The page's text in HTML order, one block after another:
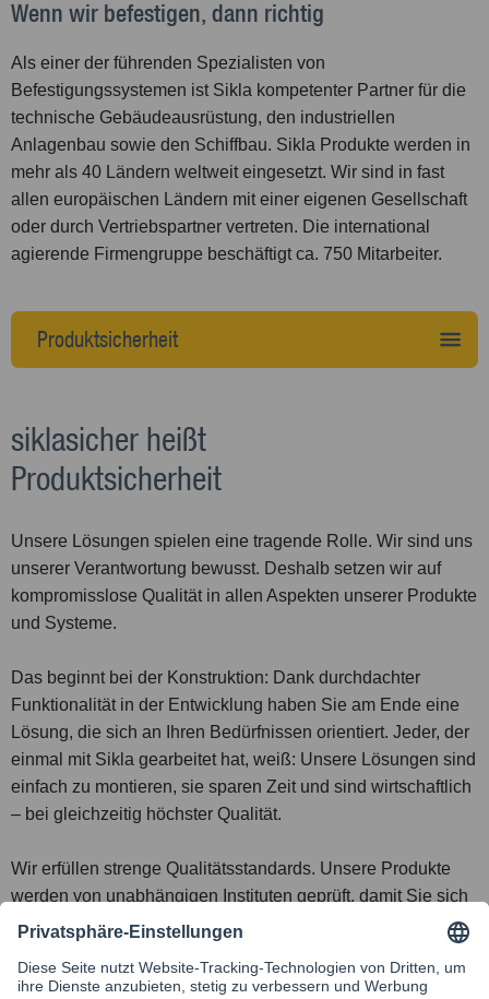
Wenn wir befestigen, dann richtig
Als einer der führenden Spezialisten von
Befestigungssystemen ist Sikla kompetenter Partner für die
technische Gebäudeausrüstung, den industriellen
Anlagenbau sowie den Schiffbau. Sikla Produkte werden in
mehr als 40 Ländern weltweit eingesetzt. Wir sind in fast
allen europäischen Ländern mit einer eigenen Gesellschaft
oder durch Vertriebspartner vertreten. Die international
agierende Firmengruppe beschäftigt ca. 750 Mitarbeiter.
Produktsicherheit
siklasicher heißt
Produktsicherheit
Unsere Lösungen spielen eine tragende Rolle. Wir sind uns
unserer Verantwortung bewusst. Deshalb setzen wir auf
kompromisslose Qualität in allen Aspekten unserer Produkte
und Systeme.
Das beginnt bei der Konstruktion: Dank durchdachter
Funktionalität in der Entwicklung haben Sie am Ende eine
Lösung, die sich an Ihren Bedürfnissen orientiert. Jeder, der
einmal mit Sikla gearbeitet hat, weiß: Unsere Lösungen sind
einfach zu montieren, sie sparen Zeit und sind wirtschaftlich
– bei gleichzeitig höchster Qualität.
Wir erfüllen strenge Qualitätsstandards. Unsere Produkte
werden von unabhängigen Instituten geprüft, damit Sie sich
siklasicher sein können.